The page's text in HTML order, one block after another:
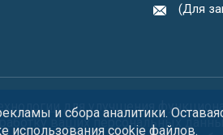
(Для
для улучшения
ваших персональных
и сбора аналитики.
использования cookie файлов.